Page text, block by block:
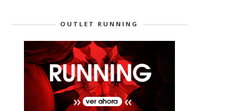
OUTLET RUNNING